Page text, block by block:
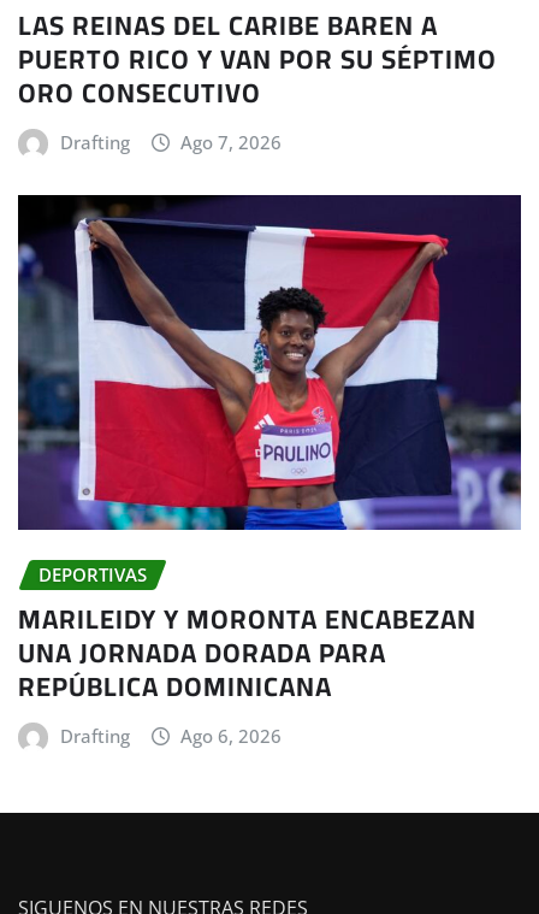
LAS REINAS DEL CARIBE BAREN A
PUERTO RICO Y VAN POR SU SÉPTIMO
ORO CONSECUTIVO
Drafting Ago 7, 2026
DEPORTIVAS
MARILEIDY Y MORONTA ENCABEZAN
UNA JORNADA DORADA PARA
REPÚBLICA DOMINICANA
Drafting Ago 6, 2026
SIGUENOS EN NUESTRAS REDES